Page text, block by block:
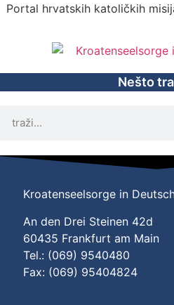
Portal hrvatskih katoličkih
Nešto
Kroatenseelsorge in
An den Drei Steinen 42d
60435 Frankfurt am Main
Tel.: (069) 9540480
Fax: (069) 95404824